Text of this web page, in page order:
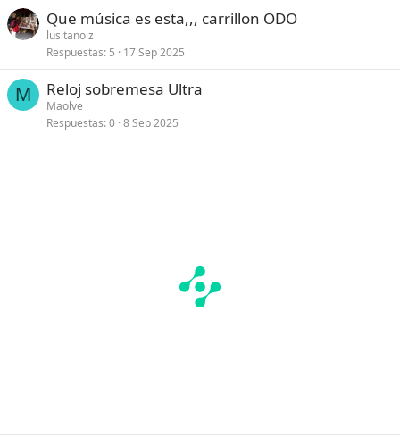
Que música es esta,,, carrillon ODO
lusitanoiz
Respuestas 5 17 Sep 2025
M Reloj sobremesa Ultra
Maolve
Respuestas 0 8 Sep 2025